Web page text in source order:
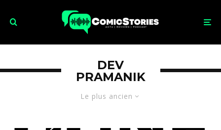
Le plus ancien
DEV
PRAMANIK